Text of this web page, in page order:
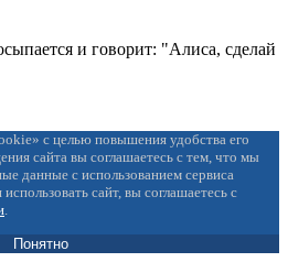
и говорит: "Алиса, сделай
с целью повышения удобства его
сайта вы соглашаетесь с тем, что мы
данные с использованием сервиса
сайт, вы соглашаетесь с
Понятно